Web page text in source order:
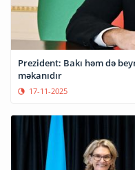
Prezident: Bakı həm də
məkanıdır
17-11-2025